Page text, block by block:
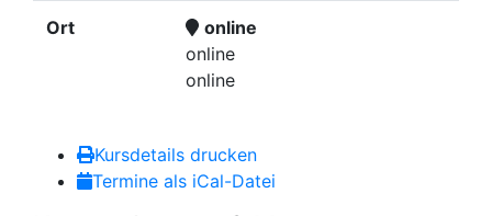
Ort
online
online
online
Kursdetails drucken
Termine als iCal-Datei